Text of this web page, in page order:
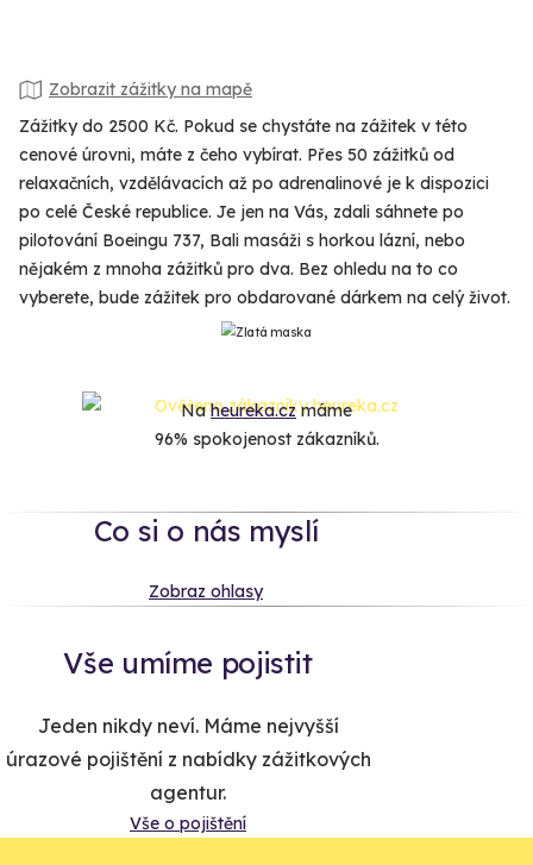
Zobrazit zážitky na mapě
Zážitky do 2500 Kč. Pokud se chystáte na zážitek v této
cenové úrovni, máte z čeho vybírat. Přes 50 zážitků od
relaxačních, vzdělávacích až po adrenalinové je k dispozici
po celé České republice. Je jen na Vás, zdali sáhnete po
pilotování Boeingu 737, Bali masáži s horkou lázní, nebo
nějakém z mnoha zážitků pro dva. Bez ohledu na to co
vyberete, bude zážitek pro obdarované dárkem na celý život.
Naheureka.czmáme
96% spokojenost zákazníků.
Co si o nás myslí
Zobraz ohlasy
Vše umíme pojistit
Jeden nikdy neví. Máme nejvyšší
úrazové pojištění z nabídky zážitkových
agentur.
Vše o pojištění